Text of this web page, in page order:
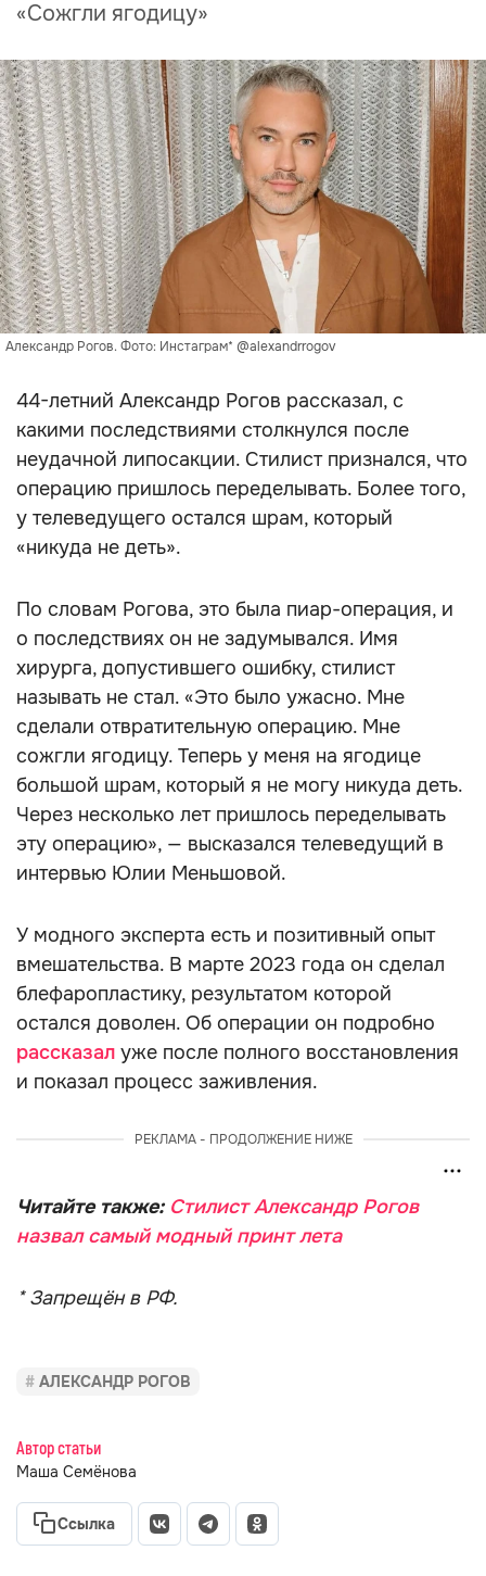
«Сожгли ягодицу»
Александр Рогов. Фото: Инстаграм* @alexandrrogov
44-летний Александр Рогов рассказал, с
какими последствиями столкнулся после
неудачной липосакции. Стилист признался, что
операцию пришлось переделывать. Более того,
у телеведущего остался шрам, который
«никуда не деть».
По словам Рогова, это была пиар-операция, и
о последствиях он не задумывался. Имя
хирурга, допустившего ошибку, стилист
называть не стал. «Это было ужасно. Мне
сделали отвратительную операцию. Мне
сожгли ягодицу. Теперь у меня на ягодице
большой шрам, который я не могу никуда деть.
Через несколько лет пришлось переделывать
эту операцию», — высказался телеведущий в
интервью Юлии Меньшовой.
У модного эксперта есть и позитивный опыт
вмешательства. В марте 2023 года он сделал
блефаропластику, результатом которой
остался доволен. Об операции он подробно
рассказал уже после полного восстановления
и показал процесс заживления.
РЕКЛАМА - ПРОДОЛЖЕНИЕ НИЖЕ
Читайте также: Стилист Александр Рогов
назвал самый модный принт лета
* Запрещён в РФ.
АЛЕКСАНДР РОГОВ
Автор статьи
Маша Семёнова
Ссылка